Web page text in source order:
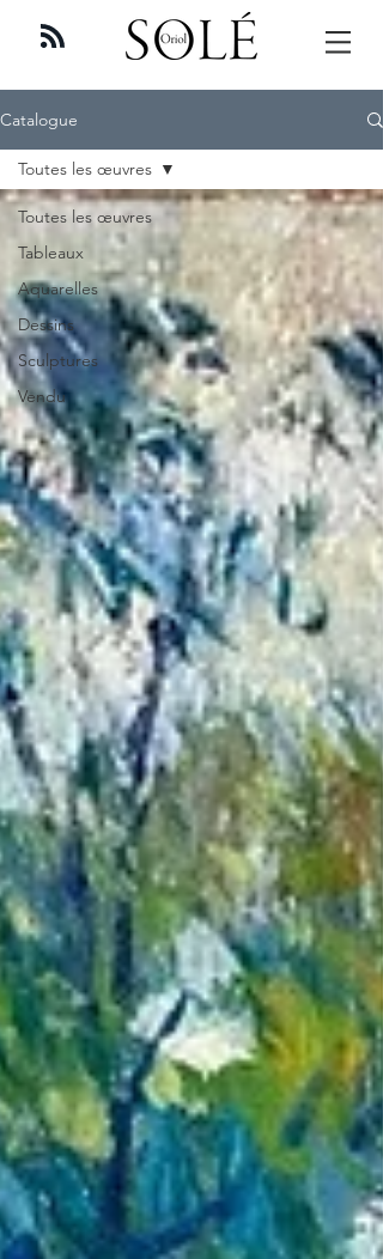
Catalogue
Toutes les œuvres
Tableaux
Aquarelles
Dessins
Sculptures
Vendu
Toutes les œuvres